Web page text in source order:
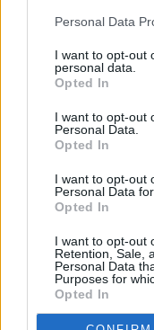
Personal Data
I want to opt-out
personal data.
Opted In
I want to opt-out
Personal Data.
Opted In
I want to opt-out
Personal Data
Opted In
I want to opt-out
Retention, Sale,
Personal Data
Purposes for
Opted In
Μία ώρα μετά
εκτιμάται ότι το
από τον Κόλπο
Ατλαντικό.